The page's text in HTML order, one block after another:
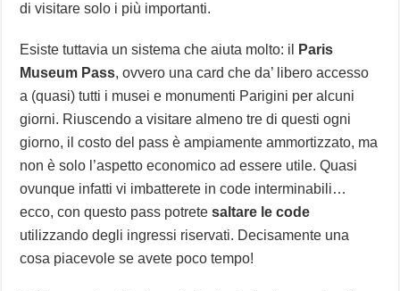
di visitare solo i più importanti.
Esiste tuttavia un sistema che aiuta molto: il
Paris
Museum Pass, ovvero una card che da’ libero accesso
a (quasi) tutti i musei e monumenti Parigini per alcuni
giorni. Riuscendo a visitare almeno tre di questi ogni
giorno, il costo del pass è ampiamente ammortizzato, ma
non è solo l’aspetto economico ad essere utile. Quasi
ovunque infatti vi imbatterete in code interminabili…
ecco, con questo pass potretesaltare le code
utilizzando degli ingressi riservati. Decisamente una
cosa piacevole se avete poco tempo!